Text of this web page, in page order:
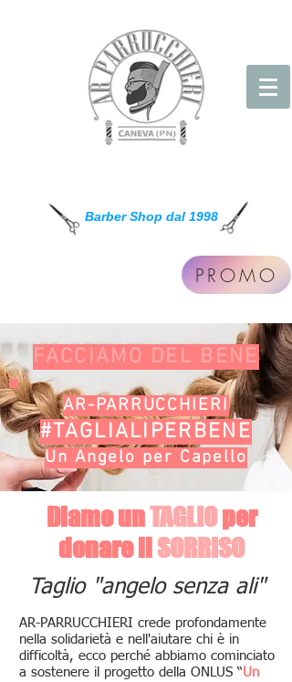
Barber Shop dal 1998
PROMO
FACCIAMO DEL BENE
AR-PARRUCCHIERI
#TAGLIALIPERBENE
Un Angelo per Capello
Diamo unTAGLIOper
donare il SORRISO
Taglio "angelo senza ali"
AR-PARRUCCHIERI crede profondamente
nella solidarietà e nell'aiutare chi è in
difficoltà, ecco perché abbiamo cominciato
a sostenere il progetto della ONLUS “Un